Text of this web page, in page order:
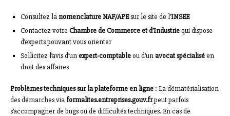
Consultez la nomenclature NAF/APEsur le site de l’INSEE
Contactez votre Chambre de Commerce et d’Industriequi dispose
d’experts pouvant vous orienter
Sollicitez l’avis d’unexpert-comptableou d’unavocat spécialiséen
droit des affaires
Problèmes techniques sur la plateforme en ligne : La dématérialisation
des démarches via formalites.entreprises.gouv.frpeut parfois
s’accompagner de bugs ou de difficultés techniques. En cas de